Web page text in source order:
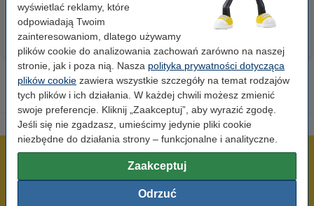
wyświetlać reklamy, które
odpowiadają Twoim
zainteresowaniom, dlatego używamy
plików cookie do analizowania zachowań zarówno na naszej
stronie, jak i poza nią. Nasza polityka prywatności dotycząca
plików cookie zawiera wszystkie szczegóły na temat rodzajów
tych plików i ich działania. W każdej chwili możesz zmienić
swoje preferencje. Kliknij „Zaakceptuj”, aby wyrazić zgodę.
Jeśli się nie zgadzasz, umieścimy jedynie pliki cookie
niezbędne do działania strony – funkcjonalne i analityczne.
Zaakceptuj
Odrzuć
600 tysięcy zadowolonych klientów